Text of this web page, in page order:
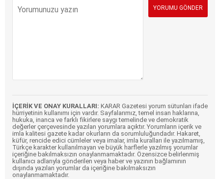
İÇERİK VE ONAY KURALLARI: KARAR Gazetesi yorum sütunları ifade
hürriyetinin kullanımı için vardır. Sayfalarımız, temel insan haklarına,
hukuka, inanca ve farklı fikirlere saygı temelinde ve demokratik
değerler çerçevesinde yazılan yorumlara açıktır. Yorumların içerik ve
imla kalitesi gazete kadar okurların da sorumluluğundadır. Hakaret,
küfür, rencide edici cümleler veya imalar, imla kuralları ile yazılmamış,
Türkçe karakter kullanılmayan ve büyük harflerle yazılmış yorumlar
içeriğine bakılmaksızın onaylanmamaktadır. Özensizce belirlenmiş
kullanıcı adlarıyla gönderilen veya haber ve yazının bağlamının
dışında yazılan yorumlar da içeriğine bakılmaksızın
onaylanmamaktadır.